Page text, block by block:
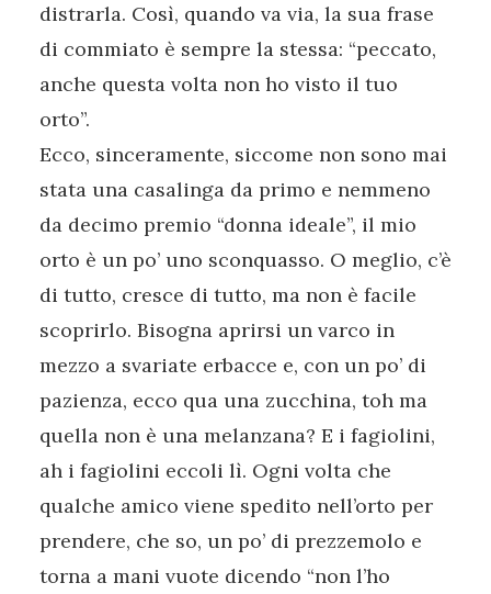
distrarla. Così, quando va via, la sua frase
di commiato è sempre la stessa: “peccato,
anche questa volta non ho visto il tuo
orto”.
Ecco, sinceramente, siccome non sono mai
stata una casalinga da primo e nemmeno
da decimo premio “donna ideale”, il mio
orto è un po’ uno sconquasso. O meglio, c’è
di tutto, cresce di tutto, ma non è facile
scoprirlo. Bisogna aprirsi un varco in
mezzo a svariate erbacce e, con un po’ di
pazienza, ecco qua una zucchina, toh ma
quella non è una melanzana? E i fagiolini,
ah i fagiolini eccoli lì. Ogni volta che
qualche amico viene spedito nell’orto per
prendere, che so, un po’ di prezzemolo e
torna a mani vuote dicendo “non l’ho